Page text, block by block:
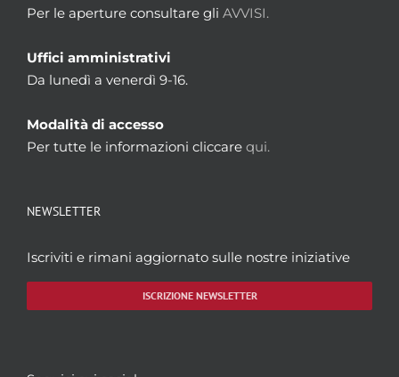
Per le aperture consultare gli AVVISI.
Uffici amministrativi
Da lunedì a venerdì 9-16.
Modalità di accesso
Per tutte le informazioni cliccare qui.
NEWSLETTER
Iscriviti e rimani aggiornato sulle nostre iniziative
ISCRIZIONE NEWSLETTER